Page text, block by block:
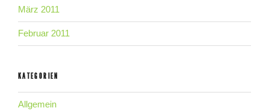
März 2011
Februar 2011
KATEGORIEN
Allgemein